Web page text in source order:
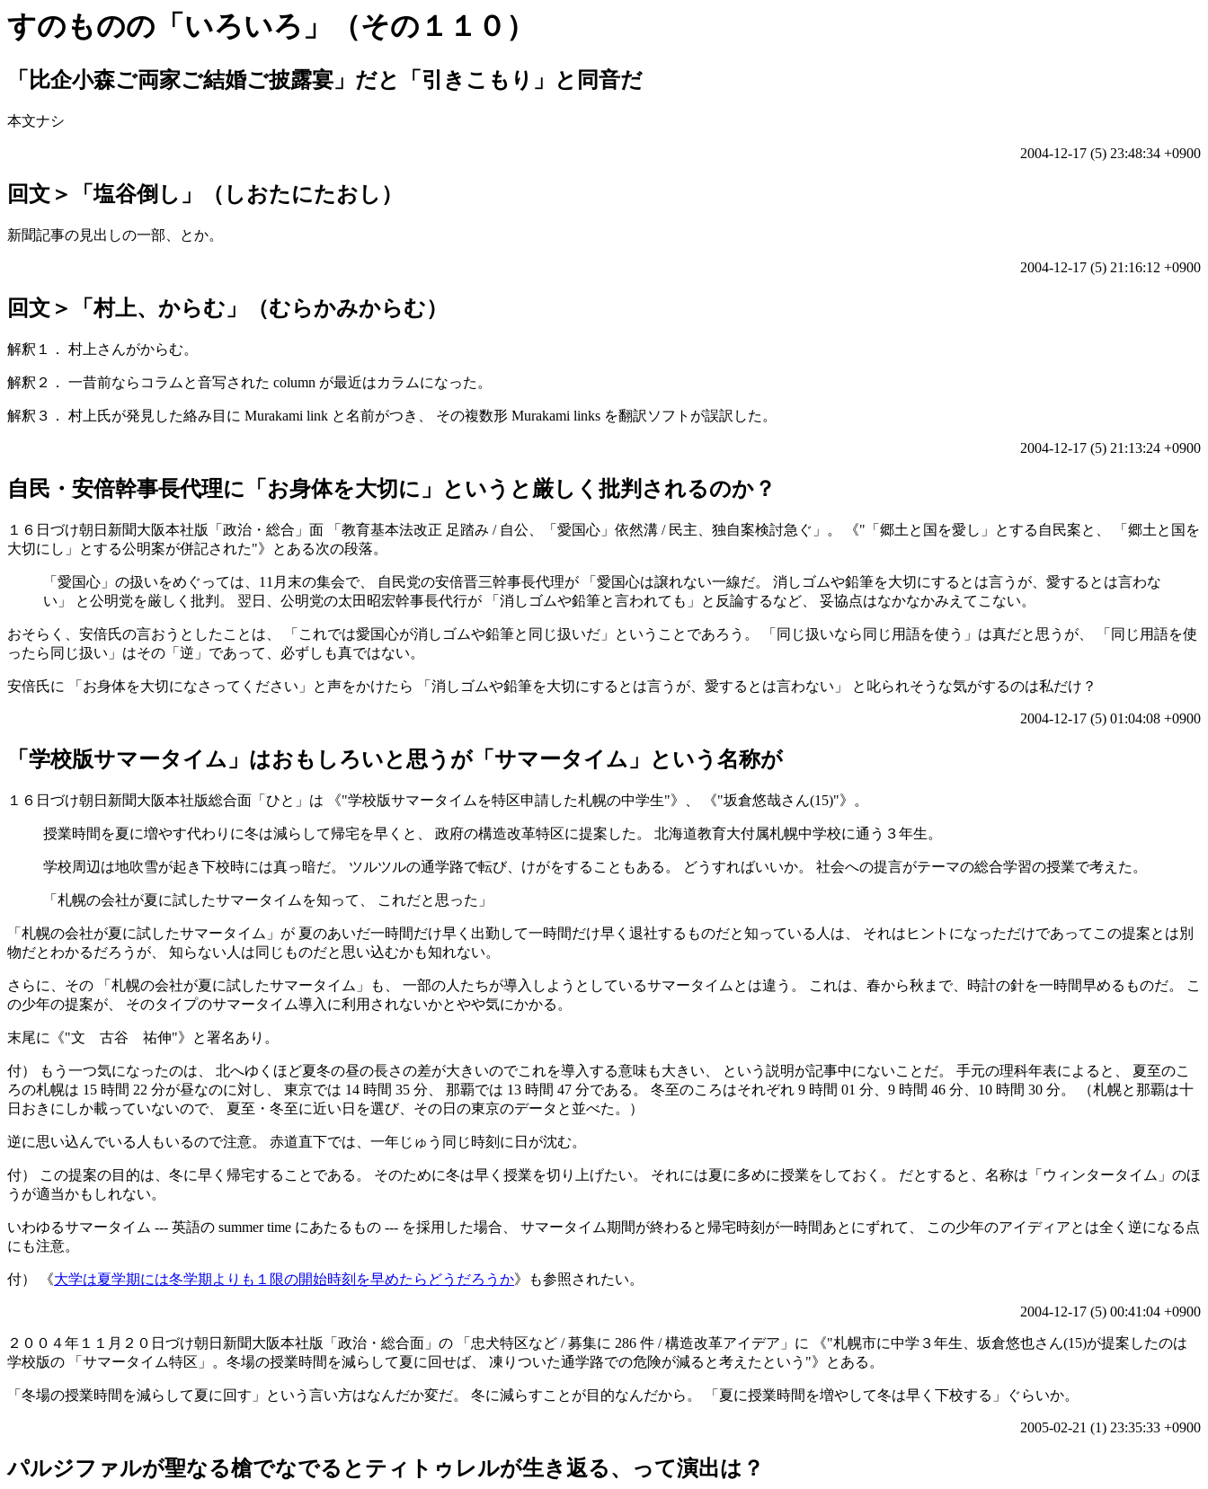
すのものの「いろいろ」（その１１０）
「比企小森ご両家ご結婚ご披露宴」だと「引きこもり」と同音だ
本文ナシ
2004-12-17 (5) 23:48:34 +0900
回文＞「塩谷倒し」（しおたにたおし）
新聞記事の見出しの一部、とか。
2004-12-17 (5) 21:16:12 +0900
回文＞「村上、からむ」（むらかみからむ）
解釈１． 村上さんがからむ。
解釈２． 一昔前ならコラムと音写された column が最近はカラムになった。
解釈３． 村上氏が発見した絡み目に Murakami link と名前がつき、 その複数形 Murakami links を翻訳ソフトが誤訳した。
2004-12-17 (5) 21:13:24 +0900
自民・安倍幹事長代理に「お身体を大切に」というと厳しく批判されるのか？
１６日づけ朝日新聞大阪本社版「政治・総合」面 「教育基本法改正 足踏み / 自公、「愛国心」依然溝 / 民主、独自案検討急ぐ」。 《
「郷土と国を愛し」とする自民案と、 「郷土と国を
大切にし」とする公明案が併記された 》とある次の段落。
「愛国心」の扱いをめぐっては、11月末の集会で、 自民党の安倍晋三幹事長代理が 「愛国心は譲れない一線だ。 消しゴムや鉛筆を大切にするとは言うが、愛するとは言わな
い」 と公明党を厳しく批判。 翌日、公明党の太田昭宏幹事長代行が 「消しゴムや鉛筆と言われても」と反論するなど、 妥協点はなかなかみえてこない。
おそらく、安倍氏の言おうとしたことは、 「これでは愛国心が消しゴムや鉛筆と同じ扱いだ」ということであろう。 「同じ扱いなら同じ用語を使う」は真だと思うが、 「同じ用語を使
ったら同じ扱い」はその「逆」であって、必ずしも真ではない。
安倍氏に 「お身体を大切になさってください」と声をかけたら 「消しゴムや鉛筆を大切にするとは言うが、愛するとは言わない」 と叱られそうな気がするのは私だけ？
2004-12-17 (5) 01:04:08 +0900
「学校版サマータイム」はおもしろいと思うが「サマータイム」という名称が
１６日づけ朝日新聞大阪本社版総合面「ひと」は 《 学校版サマータイムを特区申請した札幌の中学生 》、 《 坂倉悠哉さん(15) 》。
授業時間を夏に増やす代わりに冬は減らして帰宅を早くと、 政府の構造改革特区に提案した。 北海道教育大付属札幌中学校に通う３年生。
学校周辺は地吹雪が起き下校時には真っ暗だ。 ツルツルの通学路で転び、けがをすることもある。 どうすればいいか。 社会への提言がテーマの総合学習の授業で考えた。
「札幌の会社が夏に試したサマータイムを知って、 これだと思った」
「札幌の会社が夏に試したサマータイム」が 夏のあいだ一時間だけ早く出勤して一時間だけ早く退社するものだと知っている人は、 それはヒントになっただけであってこの提案とは別
物だとわかるだろうが、 知らない人は同じものだと思い込むかも知れない。
さらに、その 「札幌の会社が夏に試したサマータイム」も、 一部の人たちが導入しようとしているサマータイムとは違う。 これは、春から秋まで、時計の針を一時間早めるものだ。 こ
の少年の提案が、 そのタイプのサマータイム導入に利用されないかとやや気にかかる。
末尾に《 文 古谷 祐伸 》と署名あり。
付） もう一つ気になったのは、 北へゆくほど夏冬の昼の長さの差が大きいのでこれを導入する意味も大きい、 という説明が記事中にないことだ。 手元の理科年表によると、 夏至のこ
ろの札幌は 15 時間 22 分が昼なのに対し、 東京では 14 時間 35 分、 那覇では 13 時間 47 分である。 冬至のころはそれぞれ 9 時間 01 分、9 時間 46 分、10 時間 30 分。 （札幌と那覇は十
日おきにしか載っていないので、 夏至・冬至に近い日を選び、その日の東京のデータと並べた。）
逆に思い込んでいる人もいるので注意。 赤道直下では、一年じゅう同じ時刻に日が沈む。
付） この提案の目的は、冬に早く帰宅することである。 そのために冬は早く授業を切り上げたい。 それには夏に多めに授業をしておく。 だとすると、名称は「ウィンタータイム」のほ
うが適当かもしれない。
いわゆるサマータイム --- 英語の summer time にあたるもの --- を採用した場合、 サマータイム期間が終わると帰宅時刻が一時間あとにずれて、 この少年のアイディアとは全く逆になる点
にも注意。
付） 《大学は夏学期には冬学期よりも１限の開始時刻を早めたらどうだろうか》も参照されたい。
2004-12-17 (5) 00:41:04 +0900
２００４年１１月２０日づけ朝日新聞大阪本社版「政治・総合面」の 「忠犬特区など / 募集に 286 件 / 構造改革アイデア」に 《 札幌市に中学３年生、坂倉悠也さん(15)が提案したのは
学校版の 「サマータイム特区」。冬場の授業時間を減らして夏に回せば、 凍りついた通学路での危険が減ると考えたという
》とある。
「冬場の授業時間を減らして夏に回す」という言い方はなんだか変だ。 冬に減らすことが目的なんだから。 「夏に授業時間を増やして冬は早く下校する」ぐらいか。
2005-02-21 (1) 23:35:33 +0900
パルジファルが聖なる槍でなでるとティトゥレルが生き返る、って演出は？